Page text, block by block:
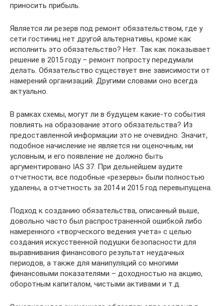
приносить прибыль.
Является ли резерв под ремонт обязательством, где у
сети гостиниц нет другой альтернативы, кроме как
исполнить это обязательство? Нет. Так как показывает
решение в 2015 году – ремонт попросту передумали
делать. Обязательство существует вне зависимости от
намерений организаций. Другими словами оно всегда
актуально.
В рамках схемы, могут ли в будущем какие-то события
повлиять на образование этого обязательства? Из
предоставленной информации это не очевидно. Значит,
подобное начисление не является ни оценочным, ни
условным, и его появление не должно быть
аргументировано IAS 37. При дельнейшем аудите
отчетности, все подобные «резервы» были полностью
удалены, а отчетность за 2014 и 2015 год перевыпущена.
Подход к созданию обязательства, описанный выше,
довольно часто был распространенной ошибкой либо
намеренного «творческого ведения учета» с целью
создания искусственной подушки безопасности для
выравнивания финансового результат неудачных
периодов, а также для манипуляций со многими
финансовыми показателями – доходностью на акцию,
оборотным капиталом, чистыми активами и т.д.